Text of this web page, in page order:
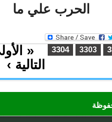
الحرب علي ما
« الأولى 3303
3304
التالية ›